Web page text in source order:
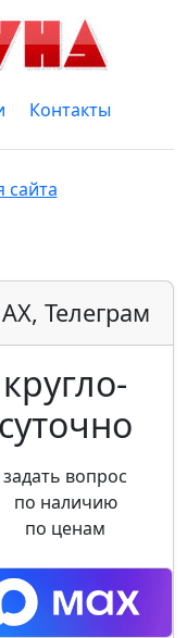
Контакты
сайта
Телеграм
кругло­
суточно
задать вопрос
по наличию
по ценам